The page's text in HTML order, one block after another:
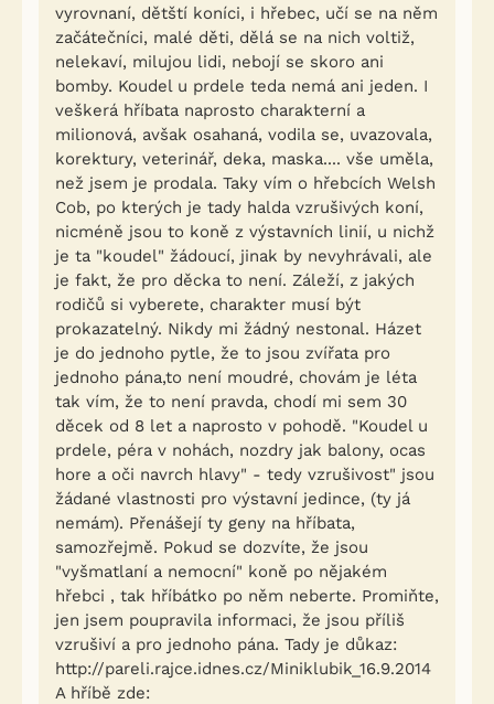
vyrovnaní, dětští koníci, i hřebec, učí se na něm
začátečníci, malé děti, dělá se na nich voltiž,
nelekaví, milujou lidi, nebojí se skoro ani
bomby. Koudel u prdele teda nemá ani jeden. I
veškerá hříbata naprosto charakterní a
milionová, avšak osahaná, vodila se, uvazovala,
korektury, veterinář, deka, maska.... vše uměla,
než jsem je prodala. Taky vím o hřebcích Welsh
Cob, po kterých je tady halda vzrušivých koní,
nicméně jsou to koně z výstavních linií, u nichž
je ta "koudel" žádoucí, jinak by nevyhrávali, ale
je fakt, že pro děcka to není. Záleží, z jakých
rodičů si vyberete, charakter musí být
prokazatelný. Nikdy mi žádný nestonal. Házet
je do jednoho pytle, že to jsou zvířata pro
jednoho pána,to není moudré, chovám je léta
tak vím, že to není pravda, chodí mi sem 30
děcek od 8 let a naprosto v pohodě. "Koudel u
prdele, péra v nohách, nozdry jak balony, ocas
hore a oči navrch hlavy" - tedy vzrušivost" jsou
žádané vlastnosti pro výstavní jedince, (ty já
nemám). Přenášejí ty geny na hříbata,
samozřejmě. Pokud se dozvíte, že jsou
"vyšmatlaní a nemocní" koně po nějakém
hřebci , tak hříbátko po něm neberte. Promiňte,
jen jsem poupravila informaci, že jsou příliš
vzrušiví a pro jednoho pána. Tady je důkaz:
http://pareli.rajce.idnes.cz/Miniklubik_16.9.2014
A hříbě zde: